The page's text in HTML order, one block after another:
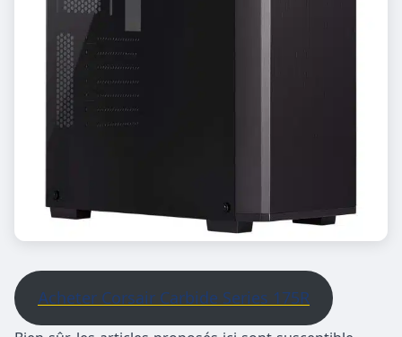
Acheter Corsair Carbide Series 175R